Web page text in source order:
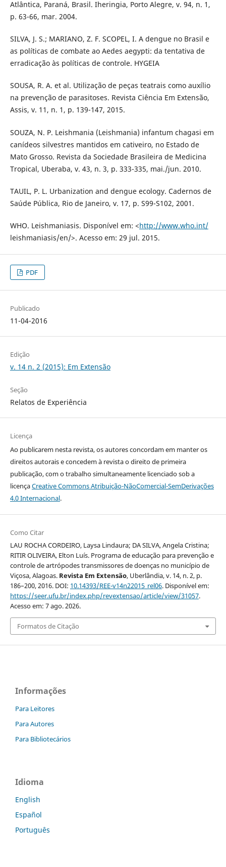
Atlântica, Paraná, Brasil. Iheringia, Porto Alegre, v. 94, n. 1,
p. 63-66, mar. 2004.
SILVA, J. S.; MARIANO, Z. F. SCOPEL, I. A dengue no Brasil e
as políticas de combate ao Aedes aegypti: da tentativa de
erradicação às políticas de controle. HYGEIA
SOUSA, R. A. et al. Utilização de peças teatrais como auxílio
na prevenção de parasitoses. Revista Ciência Em Extensão,
Assis, v. 11, n. 1, p. 139-147, 2015.
SOUZA, N. P. Leishmania (Leishmania) infantum chagasi em
canídeos silvestres mantidos em cativeiro, no Estado de
Mato Grosso. Revista da Sociedade Brasileira de Medicina
Tropical, Uberaba, v. 43, n. 3, p. 333-335, mai./jun. 2010.
TAUIL, P. L. Urbanization and dengue ecology. Cadernos de
Saúde Pública, Rio de Janeiro, v. 17, p. S99-S102, 2001.
WHO. Leishmaniasis. Disponível em: <http://www.who.int/
leishmaniasis/en/>. Acesso em: 29 jul. 2015.
PDF
Publicado
11-04-2016
Edição
v. 14 n. 2 (2015): Em Extensão
Seção
Relatos de Experiência
Licença
Ao publicarem nesta revista, os autores concordam em manter os
direitos autorais e concedem à revista o direito de primeira
publicação, com o trabalho simultaneamente licenciado sob a
licençaCreative Commons Atribuição-NãoComercial-SemDerivações
4.0 Internacional.
Como Citar
LAU ROCHA CORDEIRO, Laysa Lindaura; DA SILVA, Angela Cristina;
RITIR OLIVEIRA, Elton Luís. Programa de educação para prevenção e
controle de artrópodes transmissores de doenças no município de
Viçosa, Alagoas. Revista Em Extensão, Uberlândia, v. 14, n. 2, p.
186–200, 2016. DOI: 10.14393/REE-v14n22015_rel06. Disponível em:
https://seer.ufu.br/index.php/revextensao/article/view/31057.
Acesso em: 7 ago. 2026.
Formatos de Citação
Informações
Para Leitores
Para Autores
Para Bibliotecários
Idioma
English
Español
Português